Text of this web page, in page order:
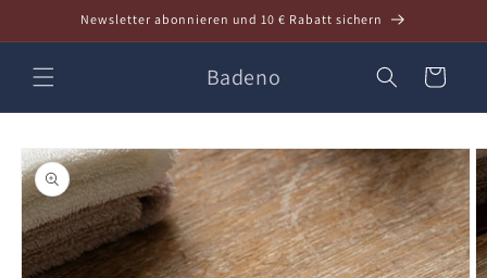
Inhalt
Newsletter abonnieren und 10 € Rabatt sichern
Badeno Warenkorb